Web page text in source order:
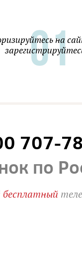
на
707-
по
бесплатный